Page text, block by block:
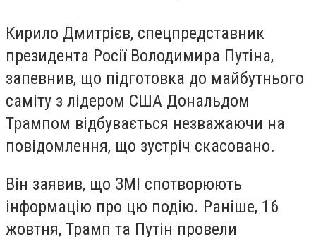
Кирило Дмитрієв, спецпредставник
президента Росії Володимира Путіна,
запевнив, що підготовка до майбутнього
саміту з лідером США Дональдом
Трампом відбувається незважаючи на
повідомлення, що зустріч скасовано.
Він заявив, що ЗМІ спотворюють
інформацію про цю подію. Раніше, 16
жовтня, Трамп та Путін провели